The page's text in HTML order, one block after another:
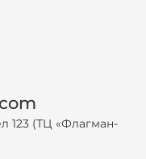
123 (ТЦ «Флагман-